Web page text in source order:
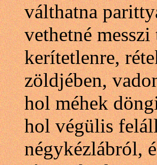
válthatna
vethetné messzi
kerítetlenre,
zöldjében,
hol méhek
hol végülis
négykézlábról,